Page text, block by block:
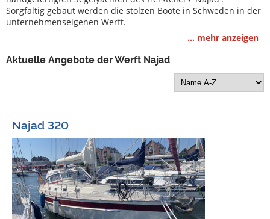
Verkäufer
Yachtmakler
Gestohlene
Boote
Sachverständige
Segel-
&
Sportbootschulen
Sorgfältig gebaut werden die stolzen Boote in Schweden in der
unternehmenseigenen Werft.
... mehr anzeigen
Aktuelle Angebote der Werft Najad
Najad 320